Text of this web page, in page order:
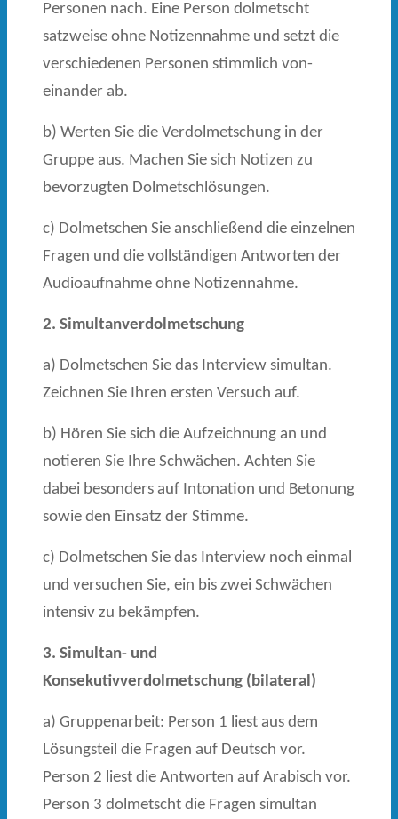
Personen nach. Eine Person dolmetscht
satzweise ohne Notizennahme und setzt die
verschiedenen Personen stimmlich von­
einander ab.
b) Werten Sie die Verdolmetschung in der
Gruppe aus. Machen Sie sich Notizen zu
bevor­zugten Dolmetschlösungen.
c) Dolmetschen Sie anschließend die einzelnen
Fragen und die vollständigen Antworten der
Audioaufnahme ohne Notizennahme.
2. Simultanverdolmetschung
a) Dolmetschen Sie das Interview simultan.
Zeichnen Sie Ihren ersten Versuch auf.
b) Hören Sie sich die Aufzeichnung an und
notieren Sie Ihre Schwächen. Achten Sie
dabei besonders auf Intonation und Betonung
sowie den Einsatz der Stimme.
c) Dolmetschen Sie das Interview noch einmal
und versuchen Sie, ein bis zwei Schwächen
intensiv zu bekämpfen.
3. Simultan- und
Konsekutivverdolmetschung (bilateral)
a) Gruppenarbeit: Person 1 liest aus dem
Lösungsteil die Fragen auf Deutsch vor.
Person 2 liest die Antworten auf Arabisch vor.
Person 3 dolmetscht die Fragen simultan